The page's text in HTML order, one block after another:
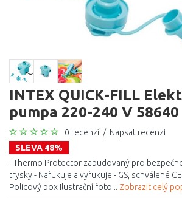
INTEX QUICK-FILL
pumpa 220-240 V 58640
0 recenzí / Napsat recenzi
SLEVA 48%
- Thermo Protector zabudovaný pro
trysky - Nafukuje a vyfukuje - GS, schválené
Policový box Ilustrační foto... Zobrazit celý